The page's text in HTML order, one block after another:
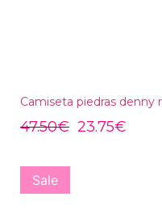
Camiseta piedras denny
47.50€ 23.75€
Sale